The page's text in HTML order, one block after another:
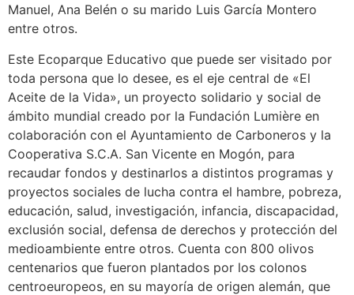
Manuel, Ana Belén o su marido Luis García Montero
entre otros.
Este Ecoparque Educativo que puede ser visitado por
toda persona que lo desee, es el eje central de «El
Aceite de la Vida», un proyecto solidario y social de
ámbito mundial creado por la Fundación Lumière en
colaboración con el Ayuntamiento de Carboneros y la
Cooperativa S.C.A. San Vicente en Mogón, para
recaudar fondos y destinarlos a distintos programas y
proyectos sociales de lucha contra el hambre, pobreza,
educación, salud, investigación, infancia, discapacidad,
exclusión social, defensa de derechos y protección del
medioambiente entre otros. Cuenta con 800 olivos
centenarios que fueron plantados por los colonos
centroeuropeos, en su mayoría de origen alemán, que